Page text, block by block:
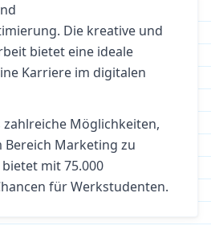
Die kreative und
bietet eine ideale
Karriere im digitalen
zahlreiche Möglichkeiten,
Bereich Marketing zu
mit 75.000
für Werkstudenten.